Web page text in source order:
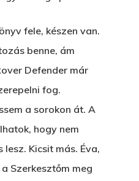
fele, készen van.
benne, ám
Defender már
fog.
a sorokon át. A
hogy nem
lesz. Kicsit más. Éva,
Szerkesztőm meg